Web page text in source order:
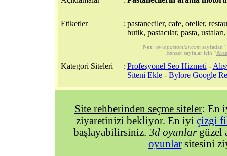
Etiketler : pastaneciler, cafe, oteller,
butik, pastacılar, pasta,
Not: www.pastacilar.com sayfadan “
Benzer sayfalar için “
Kategori Siteleri : Profesyonel Seo Hizmeti -
Siteni Ekle- Bylore Google
Site rehberinden seçme siteler: En
ziyaretinizi bekliyor. En iyi çizgi
başlayabilirsiniz. 3d oyunlargüzel
oyunlarsitesini